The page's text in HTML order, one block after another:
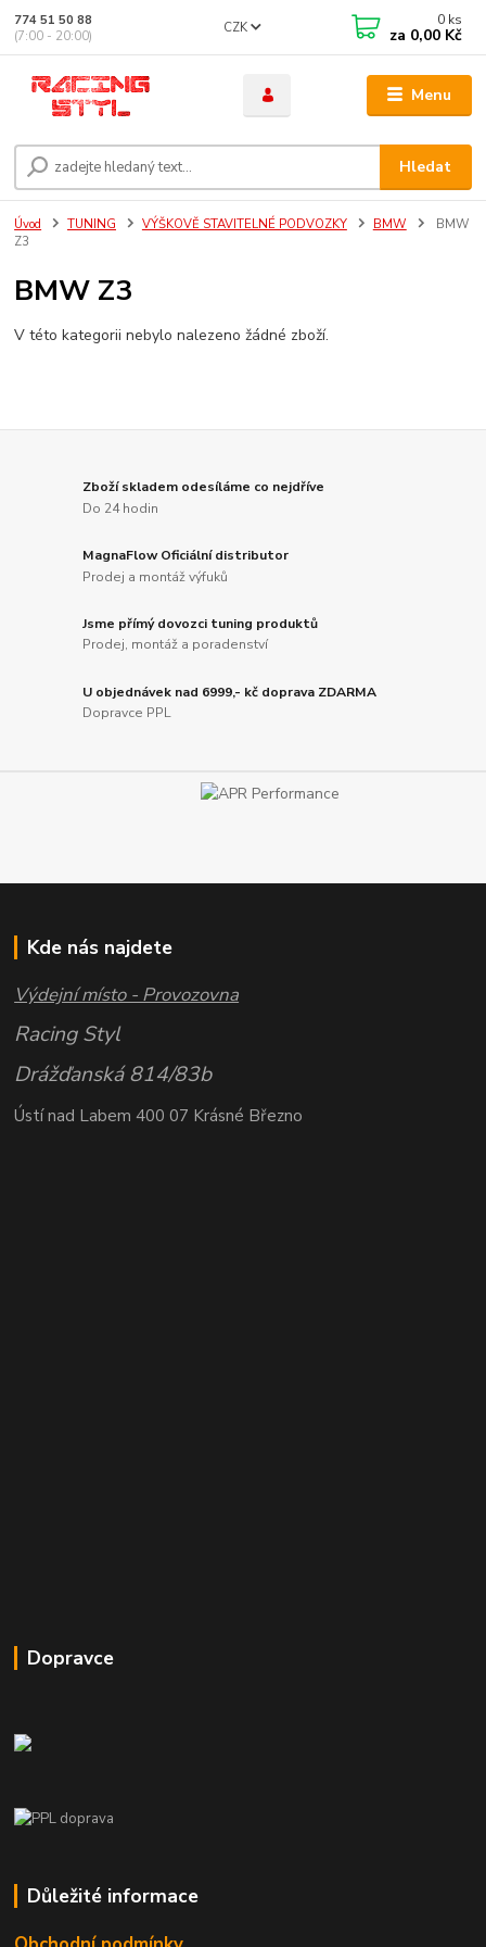
Menu
CZK
Hledat
774 51 50 88
(7:00 - 20:00)
0 ks
za 0,00 Kč
Úvod TUNING VÝŠKOVĚ STAVITELNÉ PODVOZKY BMW
BMW
Z3
BMW Z3
V této kategorii nebylo nalezeno žádné zboží.
Zboží skladem odesíláme co nejdříve
Do 24 hodin
MagnaFlow Oficiální distributor
Prodej a montáž výfuků
Jsme přímý dovozci tuning produktů
Prodej, montáž a poradenství
U objednávek nad 6999,- kč doprava ZDARMA
Dopravce PPL
Kde nás najdete
Výdejní místo - Provozovna
Racing Styl
Drážďanská 814/83b
Ústí nad Labem 400 07 Krásné Březno
Dopravce
Důležité informace